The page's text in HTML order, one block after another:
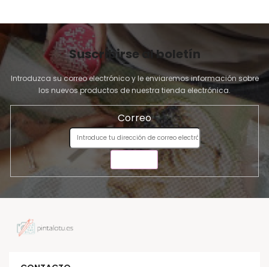
Suscribirse al boletín
Introduzca su correo electrónico y le enviaremos información sobre
los nuevos productos de nuestra tienda electrónica.
Correo